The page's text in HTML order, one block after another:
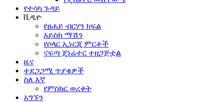
የተሳካ ጉዳይ
ቪዲዮ
የፀሐይ ብርሃን ክፍል
አይስክ ማሽን
የሶላር ኢነርጂ ምርቶች
ናፍጣ ጄነሬተር ተዘጋጅቷል
ዜና
ተደጋጋሚ ጥያቄዎች
ስለ እኛ
የምስክር ወረቀት
አግኙን